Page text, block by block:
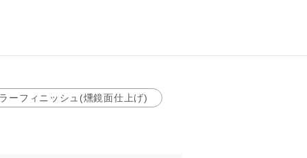
ーフィニッシュ(燻鏡面仕上げ)